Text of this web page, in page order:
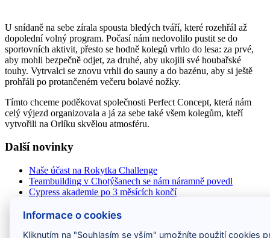
U snídaně na sebe zírala spousta bledých tváří, které rozehřál až
dopolední volný program. Počasí nám nedovolilo pustit se do
sportovních aktivit, přesto se hodně kolegů vrhlo do lesa: za prvé,
aby mohli bezpečně odjet, za druhé, aby ukojili své houbařské
touhy. Vytrvalci se znovu vrhli do sauny a do bazénu, aby si ještě
prohřáli po protančeném večeru bolavé nožky.
Tímto chceme poděkovat společnosti Perfect Concept, která nám
celý výjezd organizovala a já za sebe také všem kolegům, kteří
vytvořili na Orlíku skvělou atmosféru.
Další novinky
Naše účast na Rokytka Challenge
Teambuilding v Chotýšanech se nám náramně povedl
Cypress akademie po 3 měsících končí
PRODLUŽUJEME SOUTĚŽ s Principal Telemedicine o
Informace o cookies
Kliknutím na "Souhlasím se vším" umožníte použití cookies